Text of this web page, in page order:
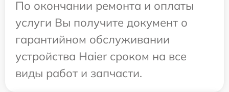
По окончании ремонта и оплаты
услуги Вы получите документ о
гарантийном обслуживании
устройства Haier сроком на все
виды работ и запчасти.